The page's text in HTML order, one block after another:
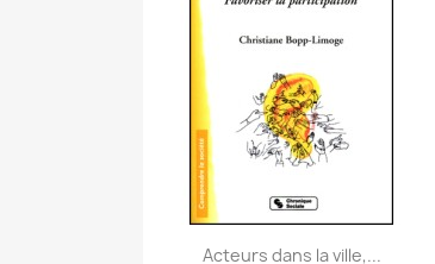
Aperçu rapide
Acteurs dans la ville,...